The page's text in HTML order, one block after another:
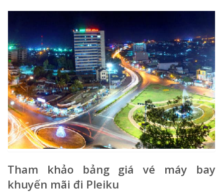
Tham khảo bảng giá vé máy bay
khuyến mãi đi Pleiku